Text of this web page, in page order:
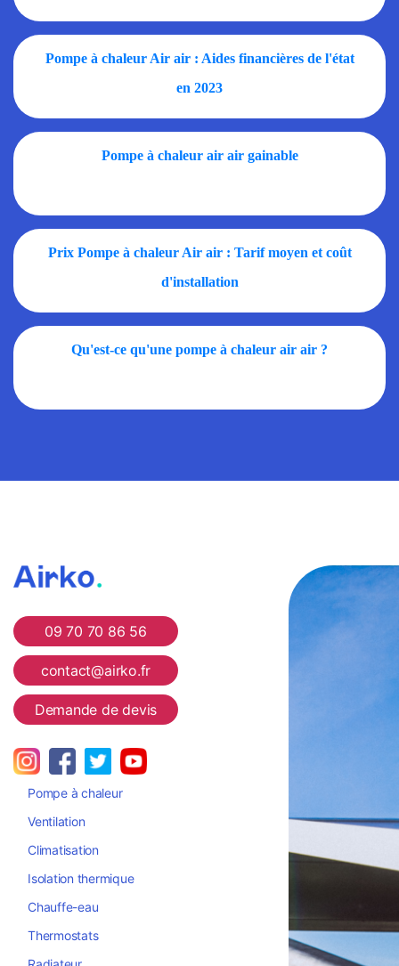
Pompe à chaleur Air air : Aides financières de l'état
en 2023
Pompe à chaleur air air gainable
Prix Pompe à chaleur Air air : Tarif moyen et coût
d'installation
Qu'est-ce qu'une pompe à chaleur air air ?
Airko09 70 70 86 56
contact@airko.fr
Demande de devis
Pompe à chaleur
Ventilation
Climatisation
Isolation thermique
Chauffe-eau
Thermostats